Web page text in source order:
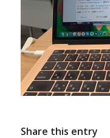
Share this entry